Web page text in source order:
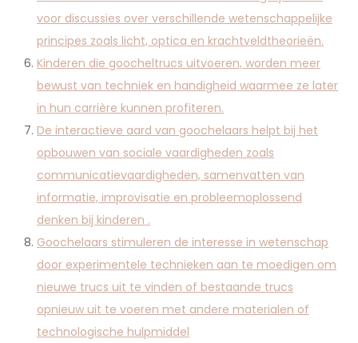
voor discussies over verschillende wetenschappelijke
principes zoals licht, optica en krachtveldtheorieën.
Kinderen die goocheltrucs uitvoeren, worden meer
bewust van techniek en handigheid waarmee ze later
in hun carrière kunnen profiteren.
De interactieve aard van goochelaars helpt bij het
opbouwen van sociale vaardigheden zoals
communicatievaardigheden, samenvatten van
informatie, improvisatie en probleemoplossend
denken bij kinderen .
Goochelaars stimuleren de interesse in wetenschap
door experimentele technieken aan te moedigen om
nieuwe trucs uit te vinden of bestaande trucs
opnieuw uit te voeren met andere materialen of
technologische hulpmiddel